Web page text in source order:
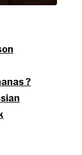
?